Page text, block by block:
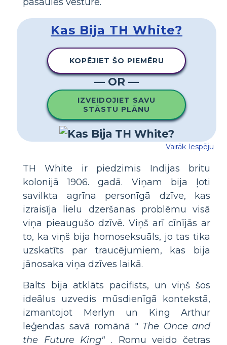
Kas Bija TH White?
KOPĒJIET ŠO PIEMĒRU
— OR —
IZVEIDOJIET SAVU
STĀSTU PLĀNU
Vairāk Iespēju
TH White ir piedzimis Indijas britu
kolonijā 1906. gadā. Viņam bija ļoti
savilkta agrīna personīgā dzīve, kas
izraisīja lielu dzeršanas problēmu visā
viņa pieaugušo dzīvē. Viņš arī cīnījās ar
to, ka viņš bija homoseksuāls, jo tas tika
uzskatīts par traucējumiem, kas bija
jānosaka viņa dzīves laikā.
Balts bija atklāts pacifists, un viņš šos
ideālus uzvedis mūsdienīgā kontekstā,
izmantojot Merlyn un King Arthur
leģendas savā romānā " The Once and
the Future King" . Romu veido četras